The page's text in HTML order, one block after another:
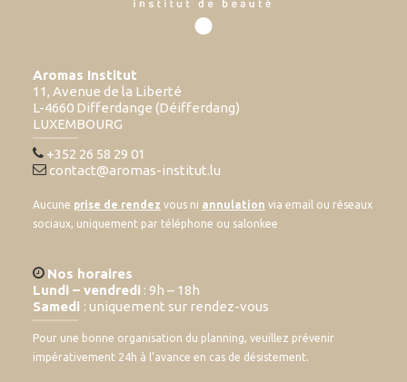
Aromas Institut
11, Avenue de la Liberté
L-4660 Differdange (Déifferdang)
LUXEMBOURG
+352 26 58 29 01
contact@aromas-institut.lu
Aucune prise de rendez vous ni annulation via email ou réseaux
sociaux, uniquement par téléphone ou salonkee
Nos horaires
Lundi – vendredi : 9h – 18h
Samedi : uniquement sur rendez-vous
Pour une bonne organisation du planning, veuillez prévenir
impérativement 24h à l’avance en cas de désistement.